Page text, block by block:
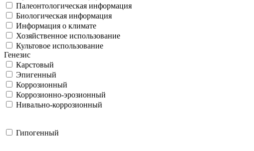
Палеонтологическая информация
Биологическая информация
Информация о климате
Хозяйственное использование
Культовое использование
Генезис
Карстовый
Эпигенный
Коррозионный
Коррозионно-эрозионный
Нивально-коррозионный
Гипогенный